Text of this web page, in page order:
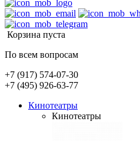
Корзина пуста
По всем вопросам
+7 (917) 574-07-30
+7 (495) 926-63-77
Кинотеатры
Кинотеатры